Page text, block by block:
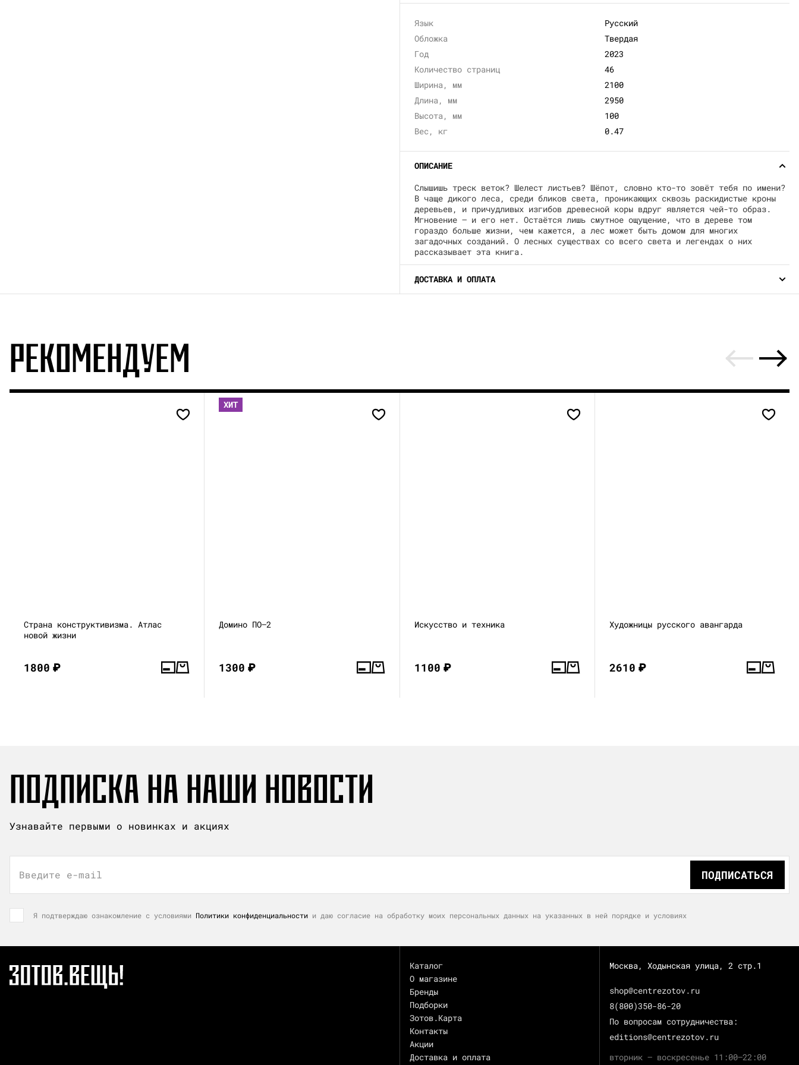
Язык
Русский
Обложка
Твердая
Год
2023
Количество страниц
46
Ширина, мм
2100
Длина, мм
2950
Высота, мм
100
Вес, кг
0.47
ОПИСАНИЕ
Слышишь треск веток? Шелест листьев? Шёпот, словно кто-то зовёт тебя по имени?
В чаще дикого леса, среди бликов света, проникающих сквозь раскидистые кроны
деревьев, и причудливых изгибов древесной коры вдруг является чей-то образ.
Мгновение — и его нет. Остаётся лишь смутное ощущение, что в дереве том
гораздо больше жизни, чем кажется, а лес может быть домом для многих
загадочных созданий. О лесных существах со всего света и легендах о них
рассказывает эта книга.
ДОСТАВКА И ОПЛАТА
РЕКОМЕНДУЕМ
Страна конструктивизма. Атлас
новой жизни
1800₽
ХИТ
Домино ПО—2
1300₽
Искусство и техника
1100₽
Художницы русского авангарда
2610₽
ПОДПИСКА НА НАШИ НОВОСТИ
Узнавайте первыми о новинках и акциях
Введите e-mail ПОДПИСАТЬСЯ
Я подтверждаю ознакомление с условиями Политики конфиденциальности и даю согласие на обработку моих персональных данных на указанных в ней порядке и условиях
Каталог
О магазине
Бренды
Подборки
Зотов.Карта
Контакты
Акции
Доставка и оплата
Москва, Ходынская улица, 2 стр.1
shop@centrezotov.ru
8(800)350-86-20
По вопросам сотрудничества:
editions@centrezotov.ru
вторник — воскресенье 11:00–22:00